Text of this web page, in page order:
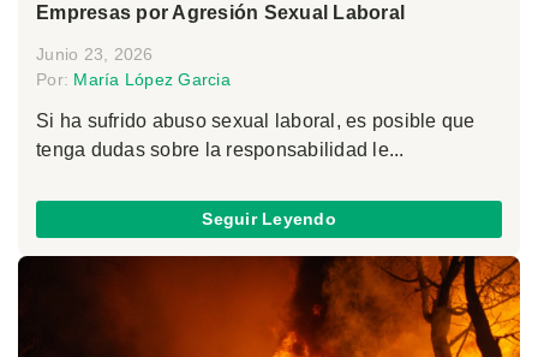
Empresas por Agresión Sexual Laboral
Junio 23, 2026
Por: María López Garcia
Si ha sufrido abuso sexual laboral, es posible que
tenga dudas sobre la responsabilidad le...
Seguir Leyendo